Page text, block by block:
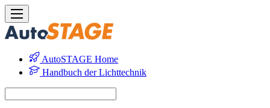
AutoSTAGE Home
Handbuch der Lichttechnik